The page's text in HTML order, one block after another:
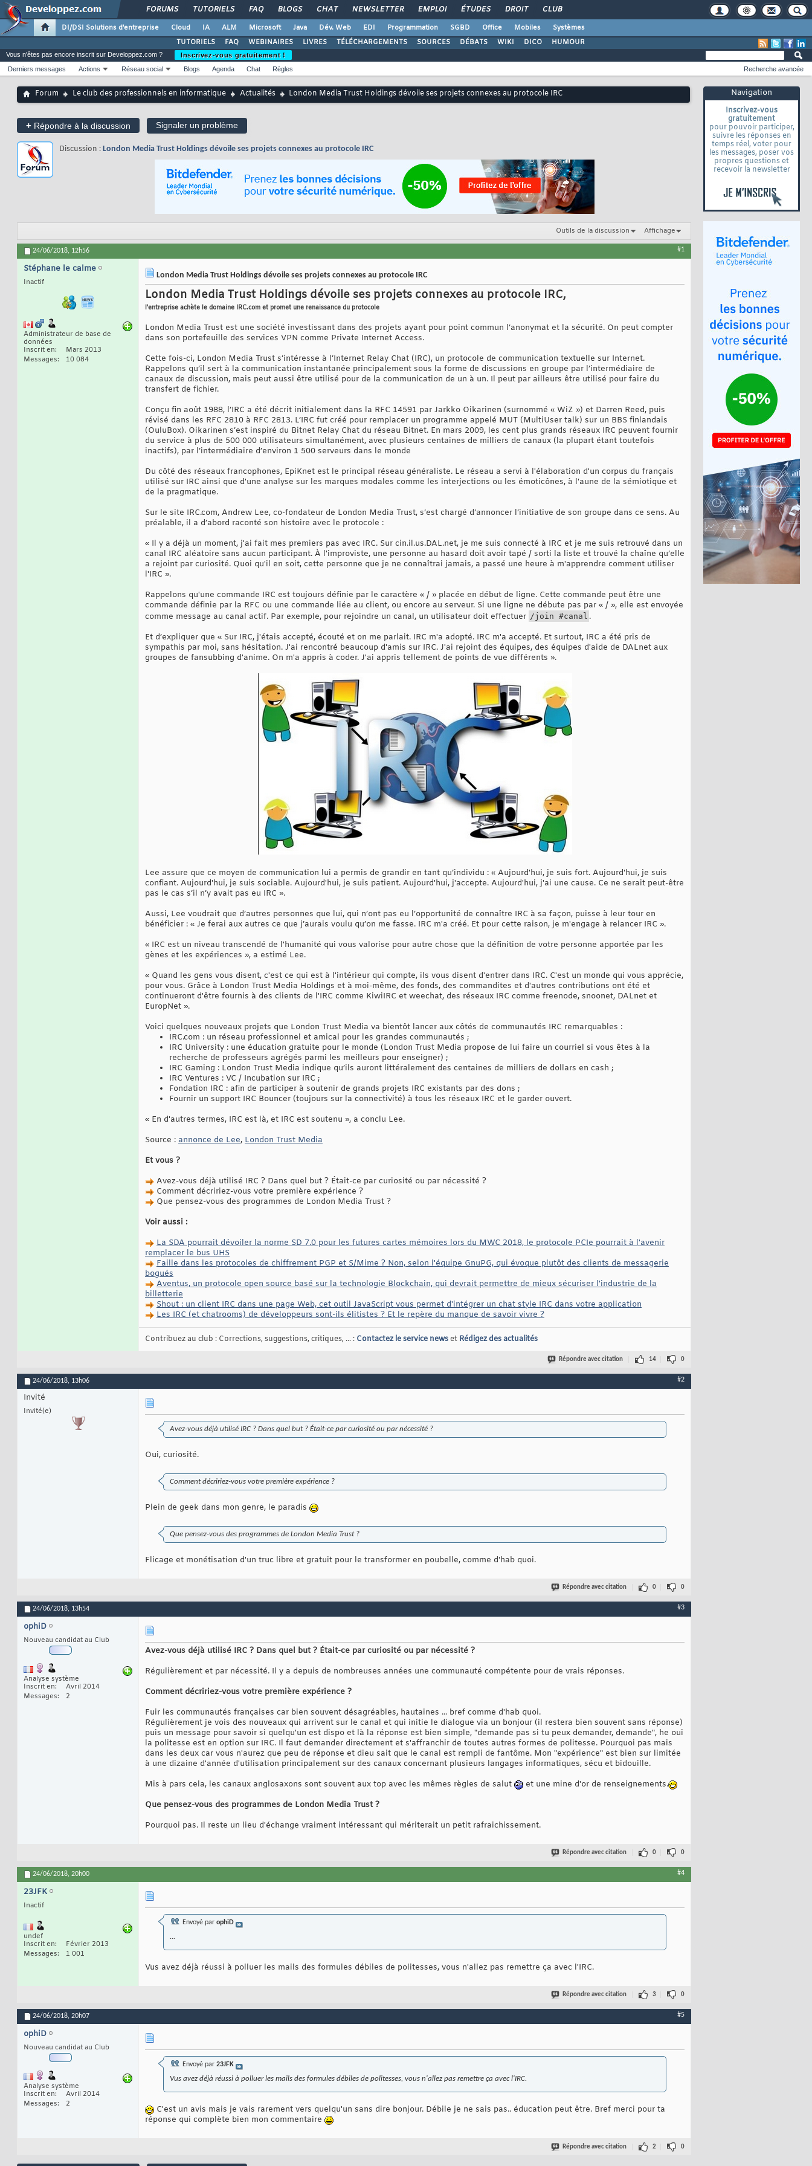
FORUMS TUTORIELS FAQ BLOGS CHAT NEWSLETTER EMPLOI ÉTUDES DROIT CLUB
DI/DSI Solutions d'entreprise Cloud IA ALM Microsoft Java Dév. Web EDI Programmation SGBD Office Mobiles
Systèmes
TUTORIELS
FAQ WEBINAIRES LIVRES TÉLÉCHARGEMENTS SOURCES DÉBATS WIKI DICO HUMOUR
Navigation
Inscrivez-vous
gratuitement
pour pouvoir participer,
suivre les réponses en
temps réel, voter pour
les messages, poser vos
propres questions et
recevoir la newsletter
Vous n'êtes pas encore inscrit sur Developpez.com ?
Inscrivez-vous gratuitement !
Derniers messages
Actions Réseau social Blogs Agenda Chat Règles Recherche avancée
Forum Le club des professionnels en informatique Actualités London Media Trust Holdings dévoile ses projets connexes au protocole IRC
+ Répondre à la discussion Signaler un problème
Discussion : London Media Trust Holdings dévoile ses projets connexes au protocole IRC
Outils de la discussion Affichage
24/06/2018, 12h56 #1
Stéphane le calme
Inactif
Administrateur de base de
données
Inscrit en
Mars 2013
Messages
10 084
London Media Trust Holdings dévoile ses projets connexes au protocole IRC
London Media Trust Holdings dévoile ses projets connexes au protocole IRC,
l'entreprise achète le domaine IRC.com et promet une renaissance du protocole
London Media Trust est une société investissant dans des projets ayant pour point commun l’anonymat et la sécurité. On peut compter
dans son portefeuille des services VPN comme Private Internet Access.
Cette fois-ci, London Media Trust s’intéresse à l’Internet Relay Chat (IRC), un protocole de communication textuelle sur Internet.
Rappelons qu’il sert à la communication instantanée principalement sous la forme de discussions en groupe par l’intermédiaire de
canaux de discussion, mais peut aussi être utilisé pour de la communication de un à un. Il peut par ailleurs être utilisé pour faire du
transfert de fichier.
Conçu fin août 1988, l’IRC a été décrit initialement dans la RFC 14591 par Jarkko Oikarinen (surnommé « WiZ ») et Darren Reed, puis
révisé dans les RFC 2810 à RFC 2813. L’IRC fut créé pour remplacer un programme appelé MUT (MultiUser talk) sur un BBS finlandais
(OuluBox). Oikarinen s’est inspiré du Bitnet Relay Chat du réseau Bitnet. En mars 2009, les cent plus grands réseaux IRC peuvent fournir
du service à plus de 500 000 utilisateurs simultanément, avec plusieurs centaines de milliers de canaux (la plupart étant toutefois
inactifs), par l’intermédiaire d’environ 1 500 serveurs dans le monde
Du côté des réseaux francophones, EpiKnet est le principal réseau généraliste. Le réseau a servi à l'élaboration d'un corpus du français
utilisé sur IRC ainsi que d'une analyse sur les marques modales comme les interjections ou les émoticônes, à l'aune de la sémiotique et
de la pragmatique.
Sur le site IRC.com, Andrew Lee, co-fondateur de London Media Trust, s’est chargé d’annoncer l’initiative de son groupe dans ce sens. Au
préalable, il a d’abord raconté son histoire avec le protocole :
« Il y a déjà un moment, j'ai fait mes premiers pas avec IRC. Sur cin.il.us.DAL.net, je me suis connecté à IRC et je me suis retrouvé dans un
canal IRC aléatoire sans aucun participant. À l'improviste, une personne au hasard doit avoir tapé / sorti la liste et trouvé la chaîne qu’elle
a rejoint par curiosité. Quoi qu'il en soit, cette personne que je ne connaîtrai jamais, a passé une heure à m'apprendre comment utiliser
l'IRC ».
Rappelons qu'une commande IRC est toujours définie par le caractère « / » placée en début de ligne. Cette commande peut être une
commande définie par la RFC ou une commande liée au client, ou encore au serveur. Si une ligne ne débute pas par « / », elle est envoyée
comme message au canal actif. Par exemple, pour rejoindre un canal, un utilisateur doit effectuer /join #canal .
Et d’expliquer que « Sur IRC, j'étais accepté, écouté et on me parlait. IRC m'a adopté. IRC m'a accepté. Et surtout, IRC a été pris de
sympathis par moi, sans hésitation. J'ai rencontré beaucoup d'amis sur IRC. J'ai rejoint des équipes, des équipes d'aide de DALnet aux
groupes de fansubbing d'anime. On m'a appris à coder. J'ai appris tellement de points de vue différents ».
Lee assure que ce moyen de communication lui a permis de grandir en tant qu’individu : « Aujourd'hui, je suis fort. Aujourd'hui, je suis
confiant. Aujourd'hui, je suis sociable. Aujourd'hui, je suis patient. Aujourd'hui, j'accepte. Aujourd'hui, j'ai une cause. Ce ne serait peut-être
pas le cas s’il n’y avait pas eu IRC ».
Aussi, Lee voudrait que d’autres personnes que lui, qui n’ont pas eu l’opportunité de connaître IRC à sa façon, puisse à leur tour en
bénéficier : « Je ferai aux autres ce que j’aurais voulu qu’on me fasse. IRC m'a créé. Et pour cette raison, je m'engage à relancer IRC ».
« IRC est un niveau transcendé de l'humanité qui vous valorise pour autre chose que la définition de votre personne apportée par les
gènes et les expériences », a estimé Lee.
« Quand les gens vous disent, c'est ce qui est à l'intérieur qui compte, ils vous disent d'entrer dans IRC. C'est un monde qui vous apprécie,
pour vous. Grâce à London Trust Media Holdings et à moi-même, des fonds, des commandites et d'autres contributions ont été et
continueront d'être fournis à des clients de l'IRC comme KiwiIRC et weechat, des réseaux IRC comme freenode, snoonet, DALnet et
EuropNet ».
Voici quelques nouveaux projets que London Trust Media va bientôt lancer aux côtés de communautés IRC remarquables :
IRC.com : un réseau professionnel et amical pour les grandes communautés ;
IRC University : une éducation gratuite pour le monde (London Trust Media propose de lui faire un courriel si vous êtes à la
recherche de professeurs agrégés parmi les meilleurs pour enseigner) ;
IRC Gaming : London Trust Media indique qu’ils auront littéralement des centaines de milliers de dollars en cash ;
IRC Ventures : VC / Incubation sur IRC ;
Fondation IRC : afin de participer à soutenir de grands projets IRC existants par des dons ;
Fournir un support IRC Bouncer (toujours sur la connectivité) à tous les réseaux IRC et le garder ouvert.
« En d'autres termes, IRC est là, et IRC est soutenu », a conclu Lee.
Source : annonce de Lee, London Trust Media
Et vous ?
Avez-vous déjà utilisé IRC ? Dans quel but ? Était-ce par curiosité ou par nécessité ?
Comment décririez-vous votre première expérience ?
Que pensez-vous des programmes de London Media Trust ?
Voir aussi :
La SDA pourrait dévoiler la norme SD 7.0 pour les futures cartes mémoires lors du MWC 2018, le protocole PCIe pourrait à l'avenir
remplacer le bus UHS
Faille dans les protocoles de chiffrement PGP et S/Mime ? Non, selon l'équipe GnuPG, qui évoque plutôt des clients de messagerie
bogués
Aventus, un protocole open source basé sur la technologie Blockchain, qui devrait permettre de mieux sécuriser l'industrie de la
billetterie
Shout : un client IRC dans une page Web, cet outil JavaScript vous permet d'intégrer un chat style IRC dans votre application
Les IRC (et chatrooms) de développeurs sont-ils élitistes ? Et le repère du manque de savoir vivre ?
Contribuez au club : Corrections, suggestions, critiques, ... : Contactez le service newset Rédigez des actualités
Répondre avec citation 14 0
24/06/2018, 13h06 #2
Invité
Invité(e)
Avez-vous déjà utilisé IRC ? Dans quel but ? Était-ce par curiosité ou par nécessité ?
Oui, curiosité.
Comment décririez-vous votre première expérience ?
Plein de geek dans mon genre, le paradis
Que pensez-vous des programmes de London Media Trust ?
Flicage et monétisation d'un truc libre et gratuit pour le transformer en poubelle, comme d'hab quoi.
Répondre avec citation 0 0
24/06/2018, 13h54 #3
ophiD
Nouveau candidat au Club
Analyse système
Inscrit en
Avril 2014
Messages
2
Avez-vous déjà utilisé IRC ? Dans quel but ? Était-ce par curiosité ou par nécessité ?
Régulièrement et par nécessité. Il y a depuis de nombreuses années une communauté compétente pour de vrais réponses.
Comment décririez-vous votre première expérience ?
Fuir les communautés françaises car bien souvent désagréables, hautaines ... bref comme d'hab quoi.
Régulièrement je vois des nouveaux qui arrivent sur le canal et qui initie le dialogue via un bonjour (il restera bien souvent sans réponse)
puis un message pour savoir si quelqu'un est dispo et là la réponse est bien simple, "demande pas si tu peux demander, demande", he oui
la politesse est en option sur IRC. Il faut demander directement et s'affranchir de toutes autres formes de politesse. Pourquoi pas mais
dans les deux car vous n'aurez que peu de réponse et dieu sait que le canal est rempli de fantôme. Mon "expérience" est bien sur limitée
à une dizaine d'année d'utilisation principalement sur des canaux concernant plusieurs langages informatiques, sécu et bidouille.
Mis à pars cela, les canaux anglosaxons sont souvent aux top avec les mêmes règles de salut
et une mine d'or de renseignements.
Que pensez-vous des programmes de London Media Trust ?
Pourquoi pas. Il reste un lieu d'échange vraiment intéressant qui mériterait un petit rafraichissement.
Répondre avec citation 0 0
24/06/2018, 20h00 #4
23JFK
Inactif
undef
Inscrit en
Février 2013
Messages
1 001
Envoyé par ophiD
...
Vus avez déjà réussi à polluer les mails des formules débiles de politesses, vous n'allez pas remettre ça avec l'IRC.
Répondre avec citation 3 0
24/06/2018, 20h07 #5
ophiD
Nouveau candidat au Club
Analyse système
Inscrit en
Avril 2014
Messages
2
Envoyé par 23JFK
Vus avez déjà réussi à polluer les mails des formules débiles de politesses, vous n'allez pas remettre ça avec l'IRC.
C'est un avis mais je vais rarement vers quelqu'un sans dire bonjour. Débile je ne sais pas.. éducation peut être. Bref merci pour ta
réponse qui complète bien mon commentaire
Répondre avec citation 2 0